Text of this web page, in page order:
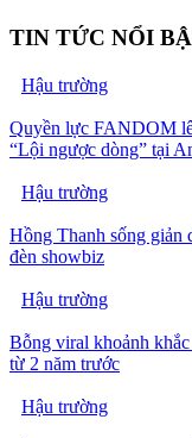
TIN TỨC NỔI
Hậu trường
Quyền lực FANDOM
“Lội ngược dòng” tại
Hậu trường
Hồng Thanh sống giản
đèn showbiz
Hậu trường
Bỗng viral khoảnh
từ 2 năm trước
Hậu trường